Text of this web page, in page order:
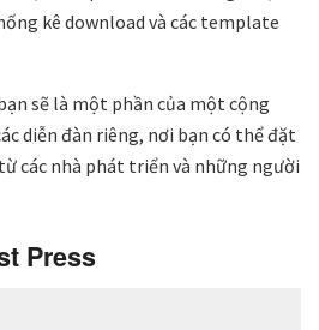
kê download và các template
sẽ là một phần của một cộng
diễn đàn riêng, nơi bạn có thể đặt
các nhà phát triển và những người
Press